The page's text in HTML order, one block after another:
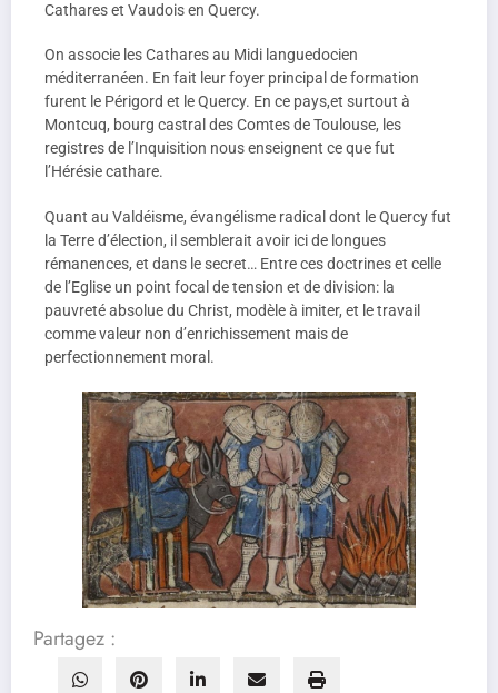
Cathares et Vaudois en Quercy.
On associe les Cathares au Midi languedocien
méditerranéen. En fait leur foyer principal de formation
furent le Périgord et le Quercy. En ce pays,et surtout à
Montcuq, bourg castral des Comtes de Toulouse, les
registres de l’Inquisition nous enseignent ce que fut
l’Hérésie cathare.
Quant au Valdéisme, évangélisme radical dont le Quercy fut
la Terre d’élection, il semblerait avoir ici de longues
rémanences, et dans le secret… Entre ces doctrines et celle
de l’Eglise un point focal de tension et de division: la
pauvreté absolue du Christ, modèle à imiter, et le travail
comme valeur non d’enrichissement mais de
perfectionnement moral.
Partagez :